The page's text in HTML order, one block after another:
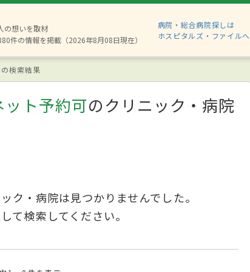
の想いを取材
件の情報を掲載（2026年8月08日現在）
病院・総合病院探しは
ホスピタルズ・ファイルへ
検索結果
ト予約可のクリニック・病院
ク・病院は見つかりませんでした。
て検索してください。